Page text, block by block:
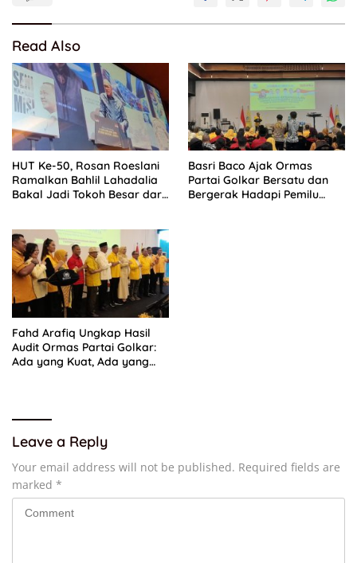
Read Also
HUT Ke-50, Rosan Roeslani
Ramalkan Bahlil Lahadalia
Bakal Jadi Tokoh Besar dari
Basri Baco Ajak Ormas
Partai Golkar Bersatu dan
Bergerak Hadapi Pemilu
Fahd Arafiq Ungkap Hasil
Audit Ormas Partai Golkar:
Ada yang Kuat, Ada yang
Leave a Reply
Your email address will not be published. Required fields are
marked *